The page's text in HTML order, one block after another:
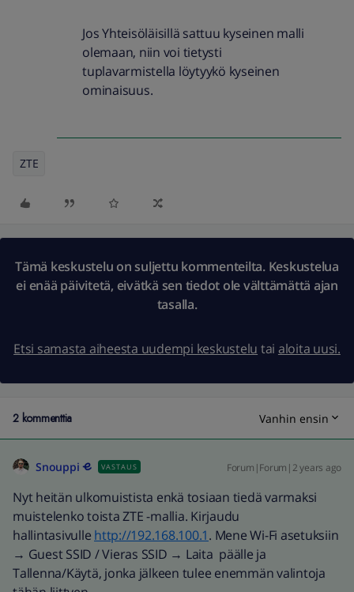
Jos Yhteisöläisillä sattuu kyseinen malli
olemaan, niin voi tietysti
tuplavarmistella löytyykö kyseinen
ominaisuus.
ZTE
Tämä keskustelu on suljettu kommenteilta. Keskustelua
ei enää päivitetä, eivätkä sen tiedot ole välttämättä ajan
tasalla.
Etsi samasta aiheesta uudempi keskustelu tai aloita uusi.
2 kommenttia Vanhin ensin
Snouppi VASTAUS Forum|Forum|2 years ago
Nyt heitän ulkomuistista enkä tosiaan tiedä varmaksi
muistelenko toista ZTE -mallia. Kirjaudu
hallintasivulle http://192.168.100.1. Mene Wi-Fi asetuksiin
→ Guest SSID / Vieras SSID → Laita päälle ja
Tallenna/Käytä, jonka jälkeen tulee enemmän valintoja